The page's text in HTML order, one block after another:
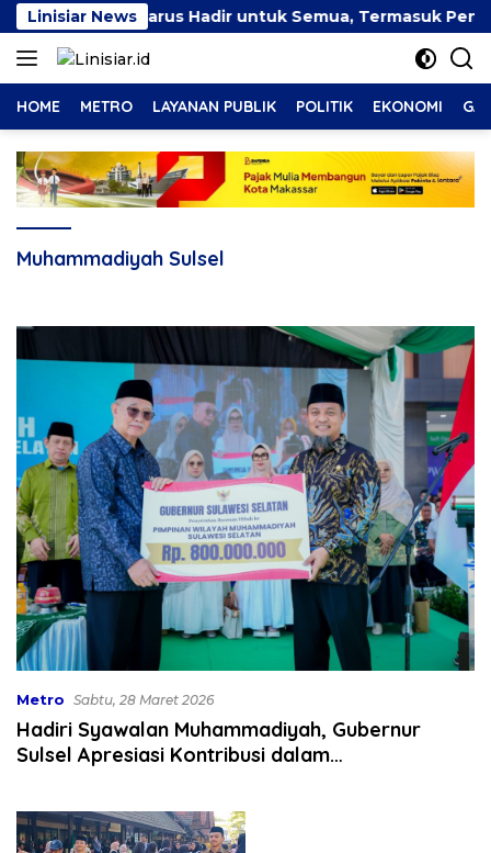
Langsung
ke
konten
Linisiar News
Inklusif Harus Hadir untuk Semua, Termasuk
HOME METRO LAYANAN PUBLIK POLITIK EKONOMI
Muhammadiyah Sulsel
Metro Sabtu, 28 Maret 2026
Hadiri Syawalan Muhammadiyah, Gubernur
Sulsel Apresiasi Kontribusi dalam